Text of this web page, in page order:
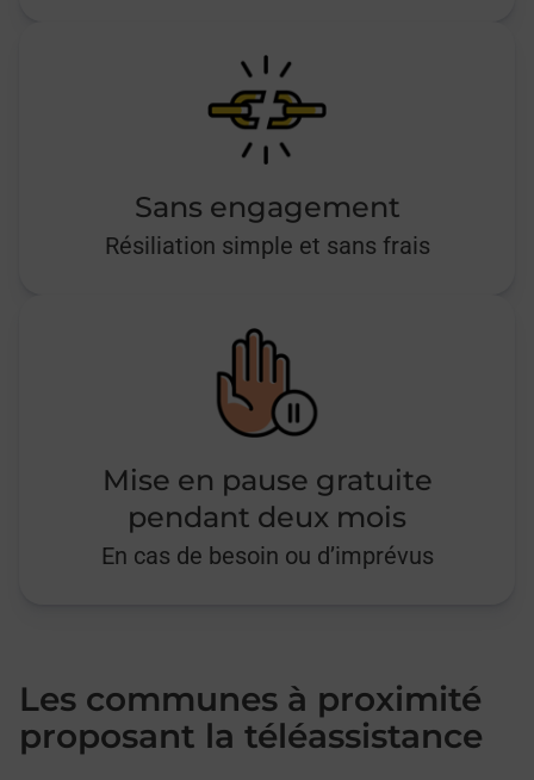
Sans engagement
Résiliation simple et sans frais
Mise en pause gratuite
pendant deux mois
En cas de besoin ou d’imprévus
Les communes à proximité
proposant la téléassistance